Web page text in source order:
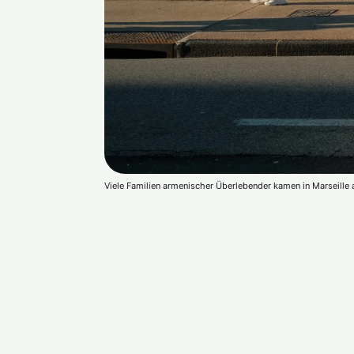
Viele Familien armenischer Überlebender kamen in Marseille